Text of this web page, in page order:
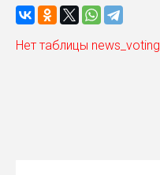
Нет таблицы news_voting